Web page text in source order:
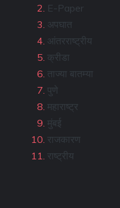
E-Paper
अपघात
आंतरराष्ट्रीय
क्रीडा
ताज्या बातम्या
पुणे
महाराष्ट्र
मुंबई
राजकारण
राष्ट्रीय